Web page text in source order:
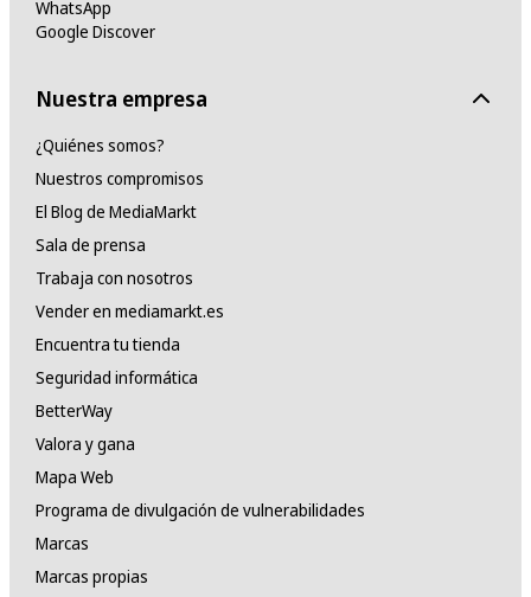
WhatsApp
Google Discover
Nuestra empresa
¿Quiénes somos?
Nuestros compromisos
El Blog de MediaMarkt
Sala de prensa
Trabaja con nosotros
Vender en mediamarkt.es
Encuentra tu tienda
Seguridad informática
BetterWay
Valora y gana
Mapa Web
Programa de divulgación de vulnerabilidades
Marcas
Marcas propias